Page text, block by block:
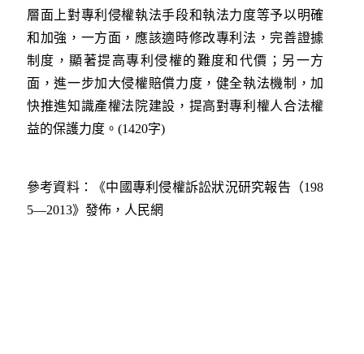
層面上對專利侵權執法手段和執法力度等予以明確
和加強，一方面，應該適時修改專利法，完善證據
制度，顯著提高專利侵權的難度和代價；另一方
面，進一步加大侵權賠償力度，健全執法機制，加
快推進知識產權法院建設，提高對專利權人合法權
益的保護力度。(1420字)
參考資料：《中國專利侵權訴訟狀況研究報告（198
5—2013》發佈，人民網